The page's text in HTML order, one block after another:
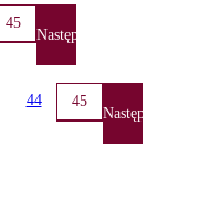
45
Następna
44 45
Następna